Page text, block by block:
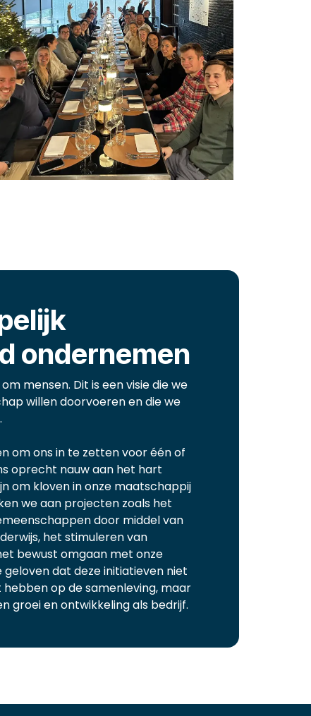
ondernemen
mensen. Dit is een visie die we
willen doorvoeren en die we
om ons in te zetten voor één of
oprecht nauw aan het hart
om kloven in onze maatschappij
we aan projecten zoals het
door middel van
het stimuleren van
bewust omgaan met onze
dat deze initiatieven niet
op de samenleving, maar
groei en ontwikkeling als bedrijf.